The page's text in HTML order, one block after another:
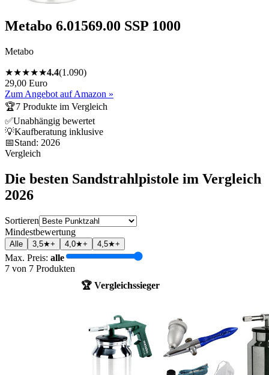
Metabo 6.01569.00 SSP 1000
Metabo
★★★★★4.4(1.090)
29,00 Euro
Zum Angebot auf Amazon »
🏆7 Produkte im Vergleich
✅Unabhängig bewertet
💡Kaufberatung inklusive
📅Stand: 2026
Vergleich
Die besten Sandstrahlpistole im Vergleich
2026
Sortieren
Mindestbewertung
Alle 3,5★+ 4,0★+ 4,5★+
Max. Preis: alle
7 von 7 Produkten
🏆 Vergleichssieger